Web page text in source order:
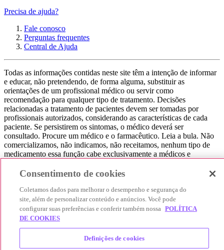
Precisa de ajuda?
Fale conosco
Perguntas frequentes
Central de Ajuda
Todas as informações contidas neste site têm a intenção de informar
e educar, não pretendendo, de forma alguma, substituir as
orientações de um profissional médico ou servir como
recomendação para qualquer tipo de tratamento. Decisões
relacionadas a tratamento de pacientes devem ser tomadas por
profissionais autorizados, considerando as características de cada
paciente. Se persistirem os sintomas, o médico deverá ser
consultado. Procure um médico e o farmacêutico. Leia a bula. Não
comercializamos, não indicamos, não receitamos, nenhum tipo de
medicamento essa função cabe exclusivamente a médicos e
consultar seu médico. Não somos uma loja ou marketplace, ou seja,
que você encontre o preço mais barato, comparando os preços de
produtos farmacêuticos. Contribuímos e damos auxílio para que sua
experiência seja bem-sucedida, mas a finalização da compra
acontece nos sites das nossas lojas parceiras.
© 2025 Afya Participações S.A. - todos os direitos reservados.
Alameda Lorena, 269 - Jardim Paulista - São Paulo / SP - CEP.:
Consentimento de cookies
Coletamos dados para melhorar o desempenho e segurança do
site, além de personalizar conteúdo e anúncios. Você pode
configurar suas preferências e conferir também nossa POLÍTICA
DE COOKIES
Definições de cookies